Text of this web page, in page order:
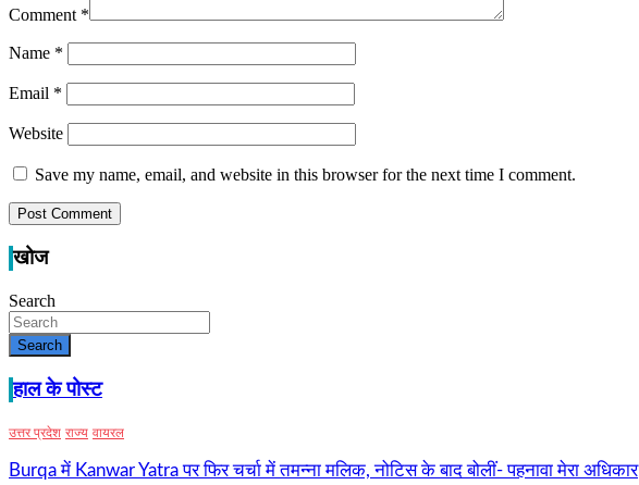
Comment *
Name *
Email *
Website
Save my name, email, and website in this browser for the next time I comment.
खोज
Search
Search
हाल के पोस्ट
उत्तर प्रदेश राज्य वायरल
Burqa में Kanwar Yatra पर फिर चर्चा में तमन्ना मलिक, नोटिस के बाद बोलीं- पहनावा मेरा अधिकार